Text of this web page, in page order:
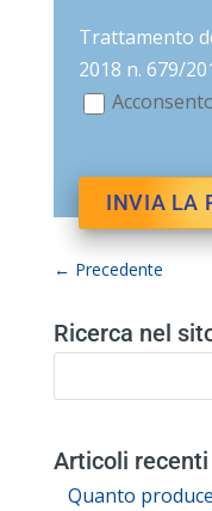
Trattamento
2018 n. 679/
← Precedente
Ricerca nel
Articoli recenti
Quanto